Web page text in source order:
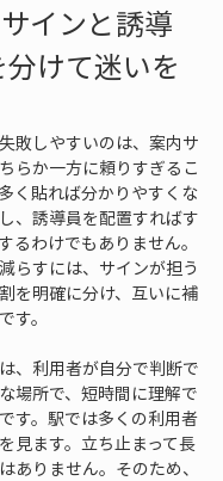
インと誘導
けて迷いを
敗しやすいのは、案内サ
らか一方に頼りすぎるこ
く貼れば分かりやすくな
、誘導員を配置すればす
るわけでもありません。
らすには、サインが担う
を明確に分け、互いに補
す。
、利用者が自分で判断で
場所で、短時間に理解で
す。駅では多くの利用者
見ます。立ち止まって長
ありません。そのため、